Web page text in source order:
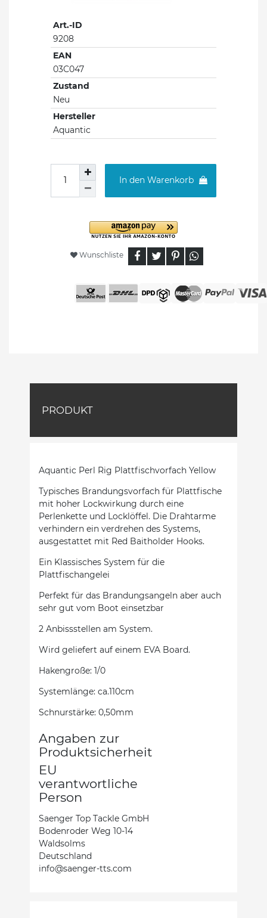
Art.-ID
9208
EAN
03C047
Zustand
Neu
Hersteller
Aquantic
In den Warenkorb
Wunschliste
PRODUKT
Aquantic Perl Rig Plattfischvorfach Yellow
Typisches Brandungsvorfach für Plattfische
mit hoher Lockwirkung durch eine
Perlenkette und Locklöffel. Die Drahtarme
verhindern ein verdrehen des Systems,
ausgestattet mit Red Baitholder Hooks.
Ein Klassisches System für die
Plattfischangelei
Perfekt für das Brandungsangeln aber auch
sehr gut vom Boot einsetzbar
2 Anbissstellen am System.
Wird geliefert auf einem EVA Board.
Hakengroße: 1/0
Systemlänge: ca.110cm
Schnurstärke: 0,50mm
Angaben zur
Produktsicherheit
EU
verantwortliche
Person
Saenger Top Tackle GmbH
Bodenroder Weg 10-14
Waldsolms
Deutschland
info@saenger-tts.com